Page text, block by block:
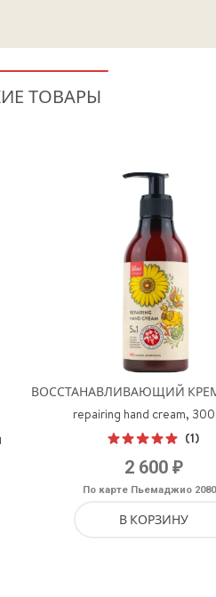
ТОВАРЫ
ВОССТАНАВЛИВАЮЩИЙ
repairing hand cream,
5.00из 5
(1)
2 600 ₽
По карте Пьемаджио 2080
В КОРЗИНУ